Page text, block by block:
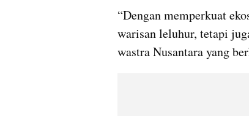
“Dengan memperkuat
warisan leluhur, tetapi
wastra Nusantara yang